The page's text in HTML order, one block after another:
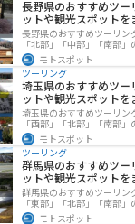
にしてください。
長野県のおすすめツー
ットや観光スポットを
長野県のおすすめツーリン
「北部」「中部」「南部
訪湖やビーナスラインのよ
グスポットが多数あります
グに行く際は参考にしてく
モトスポット
ツーリング
埼玉県のおすすめツー
ットや観光スポットを
埼玉県のおすすめツーリン
「西部」「北部」「南部
然豊かな西側と街中の東側
す。バイクで埼玉県にツー
ください。
モトスポット
ツーリング
群馬県のおすすめツー
ットや観光スポットを
群馬県のおすすめツーリン
「東部」「北部」「南部
津温泉や伊香保温泉など全
モトスポット